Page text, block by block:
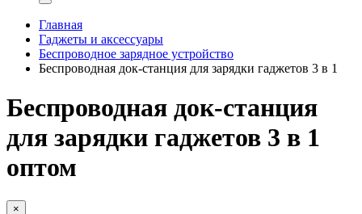
Главная
Гаджеты и аксессуары
Беспроводное зарядное устройство
Беспроводная док-станция для зарядки гаджетов 3 в 1
Беспроводная док-станция
для зарядки гаджетов 3 в 1
оптом
×